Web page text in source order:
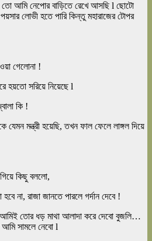
আমি নেপোর বাড়িতে রেখে আসছি l ছোটো
লোভী হতে পারি কিন্তু মহারাজের টোপর
গেলোনা !
হয়তো সরিয়ে নিয়েছে l
কি !
মন্ত্রী হয়েছি, তখন ফাল ফেলে লাঙ্গল দিয়ে
কিছু বললো,
না, রাজা জানতে পারলে গর্দান দেবে !
তোর ধড় মাথা আলাদা করে দেবো বুজলি…
আমি সামলে নেবো l